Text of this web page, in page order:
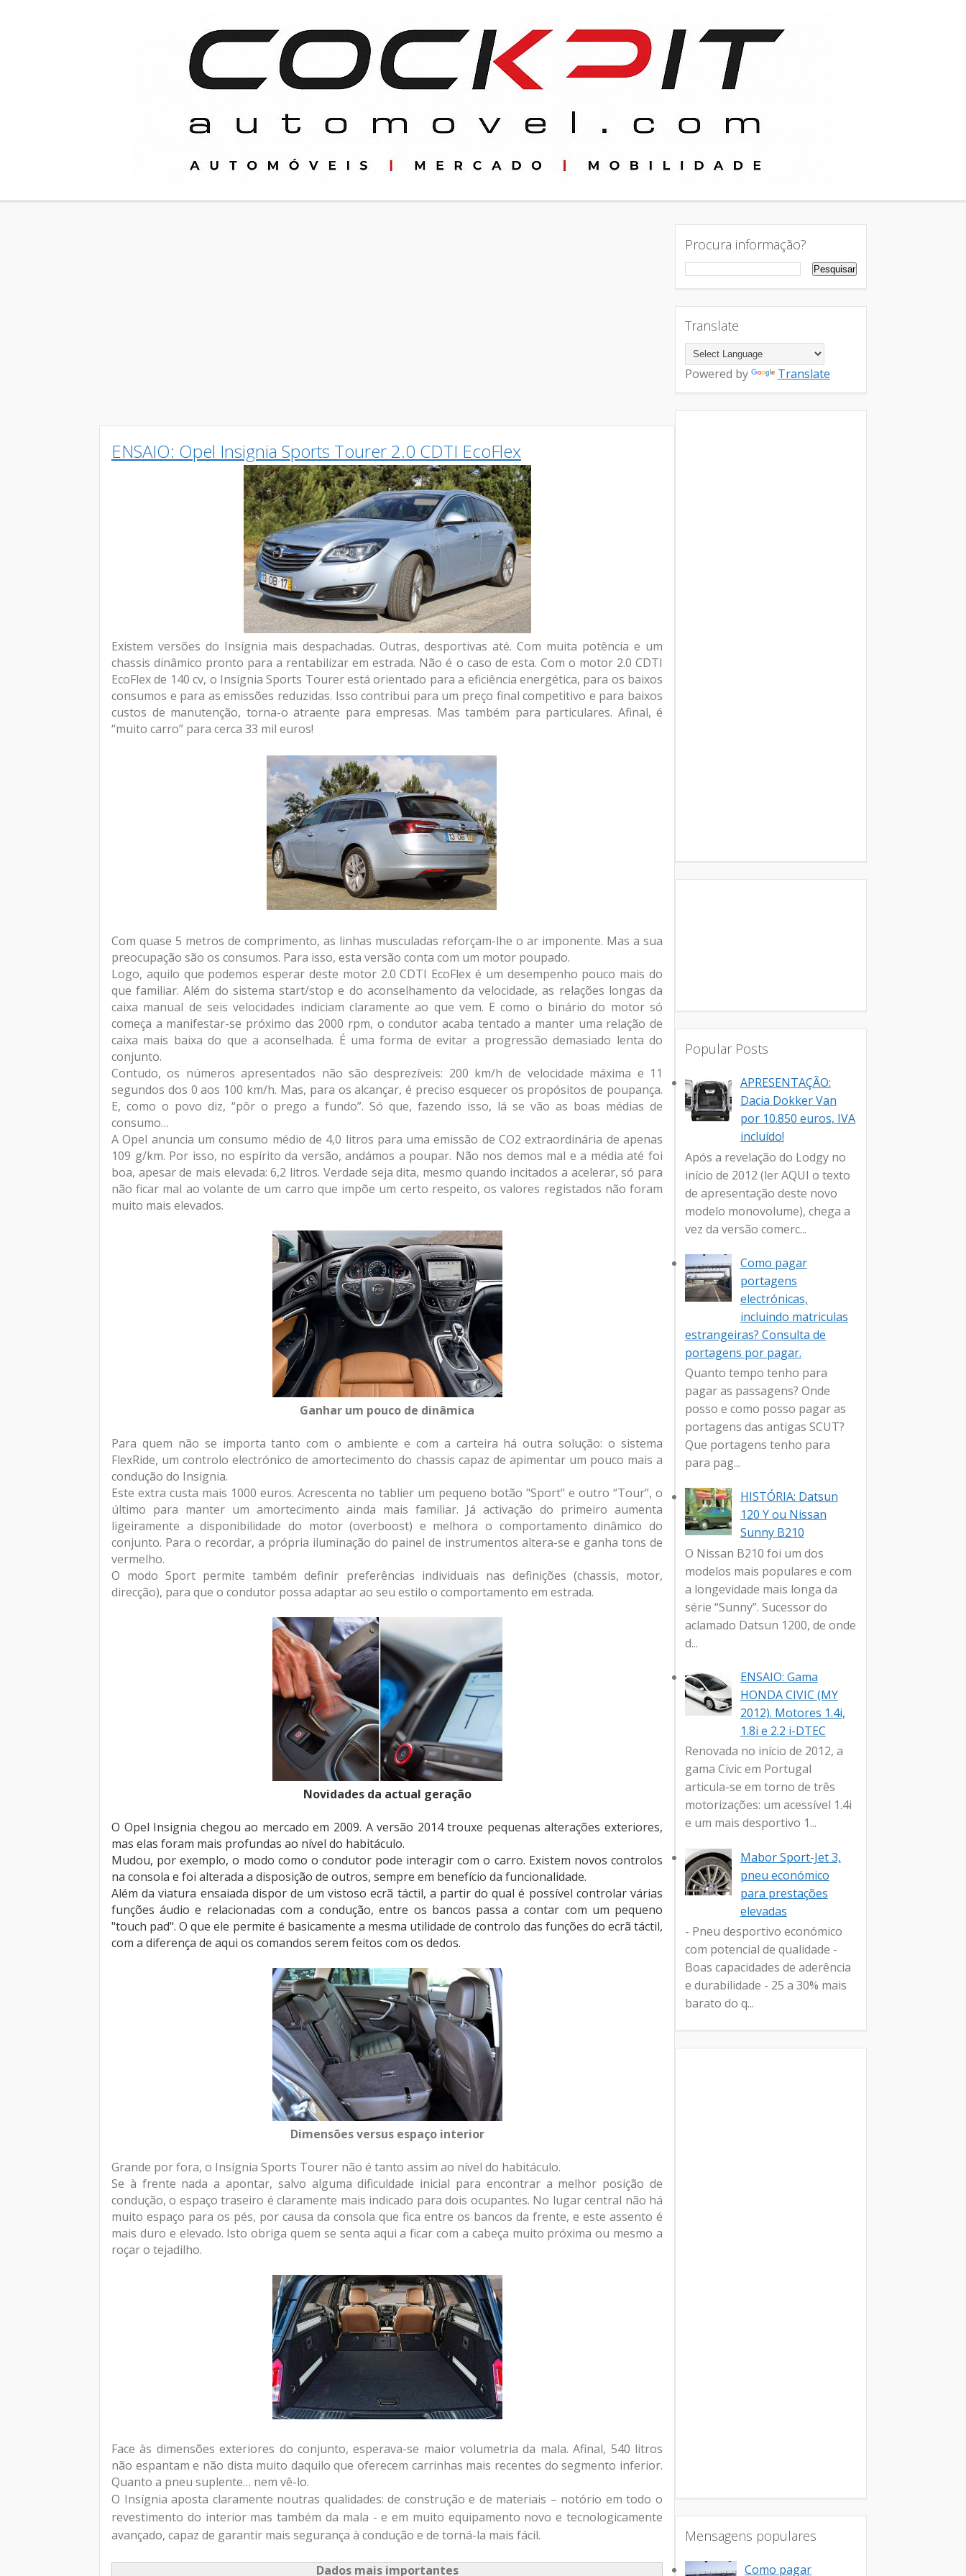
ENSAIO: Opel Insignia Sports Tourer 2.0 CDTI EcoFlex
Existem versões do Insígnia mais despachadas. Outras, desportivas até. Com muita potência e um
chassis dinâmico pronto para a rentabilizar em estrada. Não é o caso de esta. Com o motor 2.0 CDTI
EcoFlex de 140 cv, o Insígnia Sports Tourer está orientado para a eficiência energética, para os baixos
consumos e para as emissões reduzidas. Isso contribui para um preço final competitivo e para baixos
custos de manutenção, torna-o atraente para empresas. Mas também para particulares. Afinal, é
“muito carro” para cerca 33 mil euros!
Com quase 5 metros de comprimento, as linhas musculadas reforçam-lhe o ar imponente. Mas a sua
preocupação são os consumos. Para isso, esta versão conta com um motor poupado.
Logo, aquilo que podemos esperar deste motor 2.0 CDTI EcoFlex é um desempenho pouco mais do
que familiar. Além do sistema start/stop e do aconselhamento da velocidade, as relações longas da
caixa manual de seis velocidades indiciam claramente ao que vem. E como o binário do motor só
começa a manifestar-se próximo das 2000 rpm, o condutor acaba tentado a manter uma relação de
caixa mais baixa do que a aconselhada. É uma forma de evitar a progressão demasiado lenta do
conjunto.
Contudo, os números apresentados não são desprezíveis: 200 km/h de velocidade máxima e 11
segundos dos 0 aos 100 km/h. Mas, para os alcançar, é preciso esquecer os propósitos de poupança.
E, como o povo diz, “pôr o prego a fundo”. Só que, fazendo isso, lá se vão as boas médias de
consumo…
A Opel anuncia um consumo médio de 4,0 litros para uma emissão de CO2 extraordinária de apenas
109 g/km. Por isso, no espírito da versão, andámos a poupar. Não nos demos mal e a média até foi
boa, apesar de mais elevada: 6,2 litros. Verdade seja dita, mesmo quando incitados a acelerar, só para
não ficar mal ao volante de um carro que impõe um certo respeito, os valores registados não foram
muito mais elevados.
Ganhar um pouco de dinâmica
Para quem não se importa tanto com o ambiente e com a carteira há outra solução: o sistema
FlexRide, um controlo electrónico de amortecimento do chassis capaz de apimentar um pouco mais a
condução do Insignia.
Este extra custa mais 1000 euros. Acrescenta no tablier um pequeno botão "Sport" e outro “Tour”, o
último para manter um amortecimento ainda mais familiar. Já activação do primeiro aumenta
ligeiramente a disponibilidade do motor (overboost) e melhora o comportamento dinâmico do
conjunto. Para o recordar, a própria iluminação do painel de instrumentos altera-se e ganha tons de
vermelho.
O modo Sport permite também definir preferências individuais nas definições (chassis, motor,
direcção), para que o condutor possa adaptar ao seu estilo o comportamento em estrada.
Novidades da actual geração
O Opel Insignia chegou ao mercado em 2009. A versão 2014 trouxe pequenas alterações exteriores,
mas elas foram mais profundas ao nível do habitáculo.
Mudou, por exemplo, o modo como o condutor pode interagir com o carro. Existem novos controlos
na consola e foi alterada a disposição de outros, sempre em benefício da funcionalidade.
Além da viatura ensaiada dispor de um vistoso ecrã táctil, a partir do qual é possível controlar várias
funções áudio e relacionadas com a condução, entre os bancos passa a contar com um pequeno
"touch pad". O que ele permite é basicamente a mesma utilidade de controlo das funções do ecrã táctil,
com a diferença de aqui os comandos serem feitos com os dedos.
Dimensões versus espaço interior
Grande por fora, o Insígnia Sports Tourer não é tanto assim ao nível do habitáculo.
Se à frente nada a apontar, salvo alguma dificuldade inicial para encontrar a melhor posição de
condução, o espaço traseiro é claramente mais indicado para dois ocupantes. No lugar central não há
muito espaço para os pés, por causa da consola que fica entre os bancos da frente, e este assento é
mais duro e elevado. Isto obriga quem se senta aqui a ficar com a cabeça muito próxima ou mesmo a
roçar o tejadilho.
Face às dimensões exteriores do conjunto, esperava-se maior volumetria da mala. Afinal, 540 litros
não espantam e não dista muito daquilo que oferecem carrinhas mais recentes do segmento inferior.
Quanto a pneu suplente… nem vê-lo.
O Insígnia aposta claramente noutras qualidades: de construção e de materiais – notório em todo o
revestimento do interior mas também da mala - e em muito equipamento novo e tecnologicamente
avançado, capaz de garantir mais segurança à condução e de torná-la mais fácil.
Dados mais importantes
Procura informação?
Translate
Powered by Translate
Popular Posts
APRESENTAÇÃO:
Dacia Dokker Van
por 10.850 euros, IVA
incluído!
Após a revelação do Lodgy no
início de 2012 (ler AQUI o texto
de apresentação deste novo
modelo monovolume), chega a
vez da versão comerc...
Como pagar
portagens
electrónicas,
incluindo matriculas
estrangeiras? Consulta de
portagens por pagar.
Quanto tempo tenho para
pagar as passagens? Onde
posso e como posso pagar as
portagens das antigas SCUT?
Que portagens tenho para
para pag...
HISTÓRIA: Datsun
120 Y ou Nissan
Sunny B210
O Nissan B210 foi um dos
modelos mais populares e com
a longevidade mais longa da
série “Sunny”. Sucessor do
aclamado Datsun 1200, de onde
d...
ENSAIO: Gama
HONDA CIVIC (MY
2012). Motores 1.4i,
1.8i e 2.2 i-DTEC
Renovada no início de 2012, a
gama Civic em Portugal
articula-se em torno de três
motorizações: um acessível 1.4i
e um mais desportivo 1...
Mabor Sport-Jet 3,
pneu económico
para prestações
elevadas
- Pneu desportivo económico
com potencial de qualidade -
Boas capacidades de aderência
e durabilidade - 25 a 30% mais
barato do q...
Mensagens populares
Como pagar